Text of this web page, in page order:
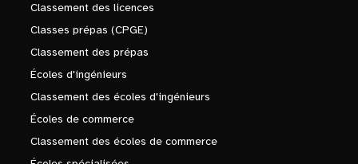
Classement des licences
Classes prépas (CPGE)
Classement des prépas
Écoles d'ingénieurs
Classement des écoles d'ingénieurs
Écoles de commerce
Classement des écoles de commerce